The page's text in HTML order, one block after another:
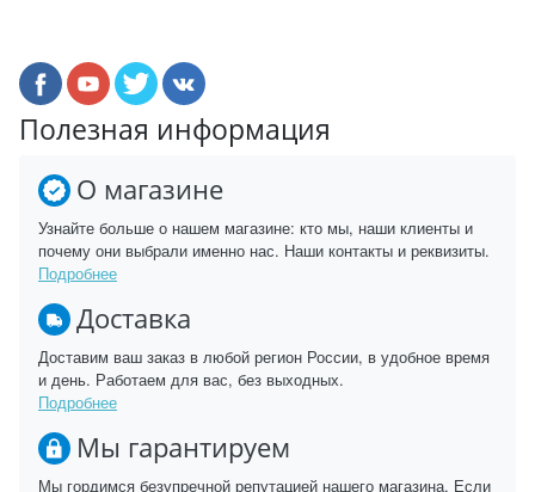
Полезная информация
О магазине
Узнайте больше о нашем магазине: кто мы, наши клиенты и
почему они выбрали именно нас. Наши контакты и реквизиты.
Подробнее
Доставка
Доставим ваш заказ в любой регион России, в удобное время
и день. Работаем для вас, без выходных.
Подробнее
Мы гарантируем
Мы гордимся безупречной репутацией нашего магазина. Если